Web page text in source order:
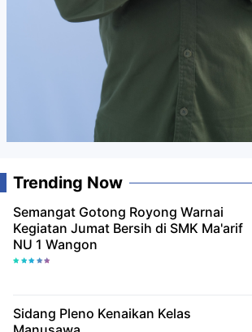
Trending Now
Semangat Gotong Royong Warnai
Kegiatan Jumat Bersih di SMK Ma'arif
NU 1 Wangon
Sidang Pleno Kenaikan Kelas